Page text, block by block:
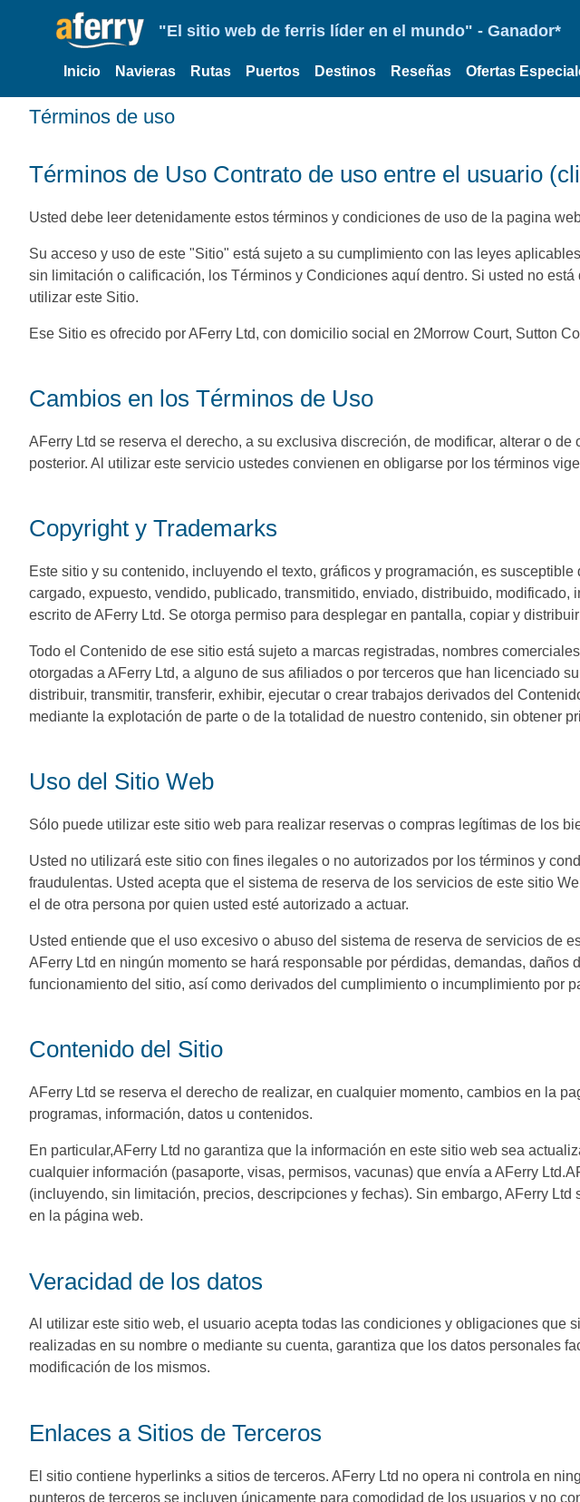
"El sitio web de ferris líder en el mundo" - Ganador*
Inicio Navieras Rutas Puertos Destinos Reseñas Ofertas
Términos de uso
Términos de Uso Contrato de uso entre el usuario
Usted debe leer detenidamente estos términos y condiciones de uso de la pagina
Su acceso y uso de este "Sitio" está sujeto a su cumplimiento con las leyes
sin limitación o calificación, los Términos y Condiciones aquí dentro. Si usted no
utilizar este Sitio.
Ese Sitio es ofrecido por AFerry Ltd, con domicilio social en 2Morrow Court, Sutton
Cambios en los Términos de Uso
AFerry Ltd se reserva el derecho, a su exclusiva discreción, de modificar, alterar o
posterior. Al utilizar este servicio ustedes convienen en obligarse por los términos
Copyright y Trademarks
Este sitio y su contenido, incluyendo el texto, gráficos y programación, es
cargado, expuesto, vendido, publicado, transmitido, enviado, distribuido,
escrito de AFerry Ltd. Se otorga permiso para desplegar en pantalla, copiar y
Todo el Contenido de ese sitio está sujeto a marcas registradas, nombres
otorgadas a AFerry Ltd, a alguno de sus afiliados o por terceros que han licenciado
distribuir, transmitir, transferir, exhibir, ejecutar o crear trabajos derivados del
mediante la explotación de parte o de la totalidad de nuestro contenido, sin obtener
Uso del Sitio Web
Sólo puede utilizar este sitio web para realizar reservas o compras legítimas de los
Usted no utilizará este sitio con fines ilegales o no autorizados por los términos y
fraudulentas. Usted acepta que el sistema de reserva de los servicios de este sitio
el de otra persona por quien usted esté autorizado a actuar.
Usted entiende que el uso excesivo o abuso del sistema de reserva de servicios de
AFerry Ltd en ningún momento se hará responsable por pérdidas, demandas,
funcionamiento del sitio, así como derivados del cumplimiento o incumplimiento por
Contenido del Sitio
AFerry Ltd se reserva el derecho de realizar, en cualquier momento, cambios en la
programas, información, datos u contenidos.
En particular,AFerry Ltd no garantiza que la información en este sitio web sea
cualquier información (pasaporte, visas, permisos, vacunas) que envía a AFerry
(incluyendo, sin limitación, precios, descripciones y fechas). Sin embargo, AFerry
en la página web.
Veracidad de los datos
Al utilizar este sitio web, el usuario acepta todas las condiciones y obligaciones
realizadas en su nombre o mediante su cuenta, garantiza que los datos personales
modificación de los mismos.
Enlaces a Sitios de Terceros
El sitio contiene hyperlinks a sitios de terceros. AFerry Ltd no opera ni controla en
punteros de terceros se incluyen únicamente para comodidad de los usuarios y no